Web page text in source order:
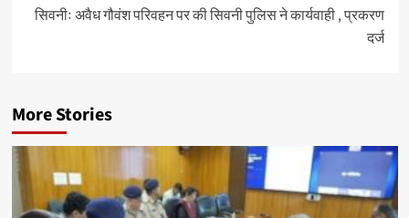
सिवनीः अवैध गौवंश परिवहन पर की सिवनी पुलिस ने कार्यवाही , प्रकरण
दर्ज
More Stories